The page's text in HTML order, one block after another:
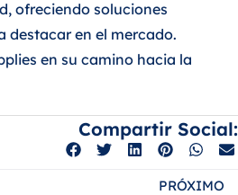
ofreciendo soluciones
destacar en el mercado.
en su camino hacia la
Compartir Social:
PRÓXIMO